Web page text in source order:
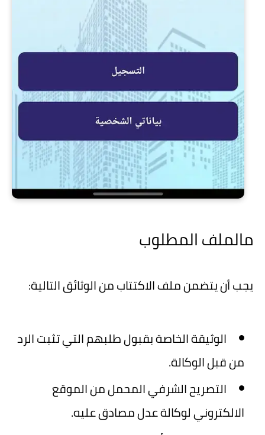
مالملف المطلوب
يجب أن يتضمن ملف الاكتتاب من الوثائق التالية:
الوثيقة الخاصة بقبول طلبهم التي تثبت الرد
من قبل الوكالة.
التصريح الشرفي المحمل من الموقع
الالكتروني لوكالة عدل مصادق عليه.